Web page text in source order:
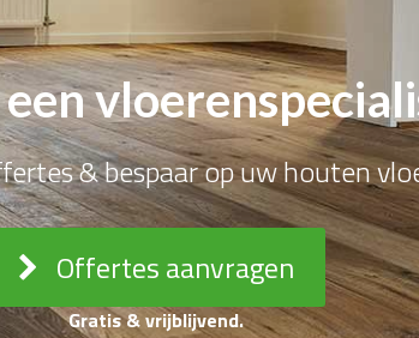
& bespaar op uw houten
Offertes aanvragen
Gratis & vrijblijvend.